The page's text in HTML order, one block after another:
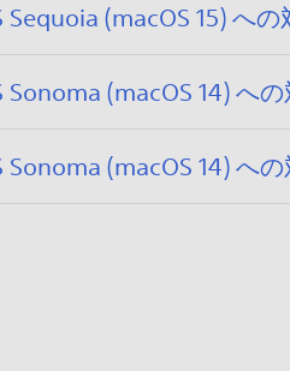
Sequoia (macOS 15) へ
Sonoma (macOS 14) へ
Sonoma (macOS 14) へ